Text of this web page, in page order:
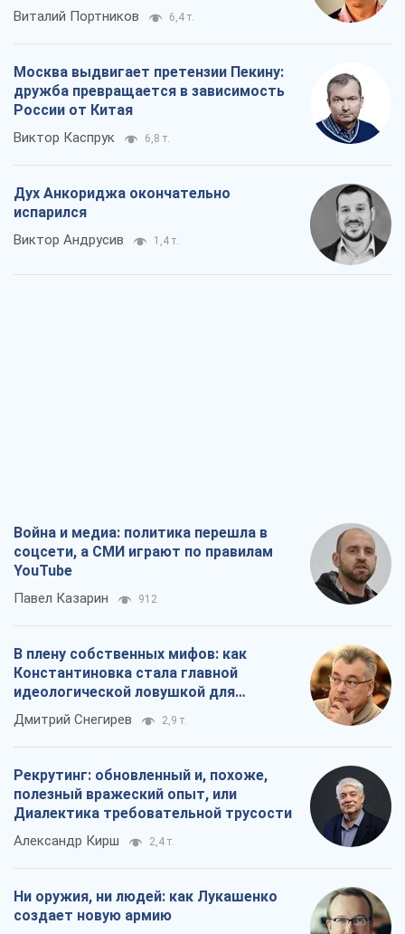
Виталий Портников 6,4 т.
Москва выдвигает претензии Пекину:
дружба превращается в зависимость
России от Китая
Виктор Каспрук 6,8 т.
Дух Анкориджа окончательно
испарился
Виктор Андрусив 1,4 т.
Война и медиа: политика перешла в
соцсети, а СМИ играют по правилам
YouTube
Павел Казарин 912
В плену собственных мифов: как
Константиновка стала главной
идеологической ловушкой для
российских оккупантов
Дмитрий Снегирев 2,9 т.
Рекрутинг: обновленный и, похоже,
полезный вражеский опыт, или
Диалектика требовательной трусости
Александр Кирш 2,4 т.
Ни оружия, ни людей: как Лукашенко
создает новую армию